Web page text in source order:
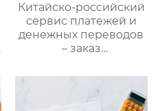
Китайско-российский
сервис платежей и
денежных переводов
– заказ
поставок